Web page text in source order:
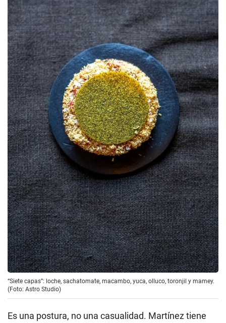
“Siete capas”: loche, sachatomate, macambo, yuca, olluco, toronjil y mamey.
(Foto: Astro Studio)
Es una postura, no una casualidad. Martínez tiene